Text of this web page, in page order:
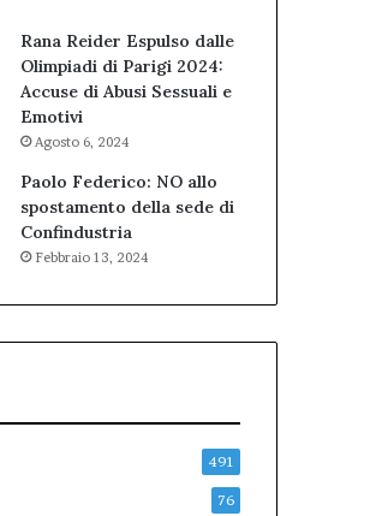
Rana Reider Espulso dalle
Olimpiadi di Parigi 2024:
Accuse di Abusi Sessuali e
Emotivi
Agosto 6, 2024
Paolo Federico: NO allo
spostamento della sede di
Confindustria
Febbraio 13, 2024
491
76